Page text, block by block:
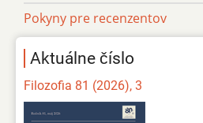
Pokyny pre recenzentov
Aktuálne číslo
Filozofia 81 (2026), 3